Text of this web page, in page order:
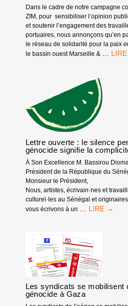
Dans le cadre de notre campagne
ZIM, pour sensibiliser l’opinion
et soutenir l’engagement des
portuaires, nous annonçons qu’en
le réseau de solidarité pour la paix
le bassin ouest Marseille &
Lettre ouverte : le silence
génocide signifie la
À Son Excellence M. Bassirou
Président de la République du
Monsieur le Président,
Nous, artistes, écrivain·nes et
culturel·les au Sénégal et
vous écrivons à un
LETTRE
SILENCE
PENDANT
UN
GÉNOCIDE
SIGNIFIE
LA
Les syndicats se mobilisent
génocide à Gaza